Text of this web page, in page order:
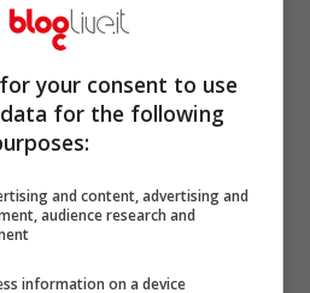
your consent to use
for the following
and content, advertising and
audience research and
information on a device